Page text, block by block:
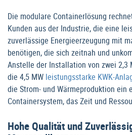
Die modulare Containerlösung
Kunden aus der Industrie, die eine
zuverlässige Energieerzeugung mit
benötigen, die sich zeitnah und
Anstelle der Installation von zwei 2,3
die 4,5 MW leistungsstarke KWK-
die Strom- und Wärmeproduktion
Containersystem, das Zeit und
Hohe Qualität und